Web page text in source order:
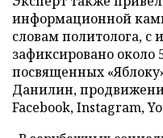
информационной
словам политолога, с
зафиксировано около
посвященных
Данилин,
Facebook, Instagram,